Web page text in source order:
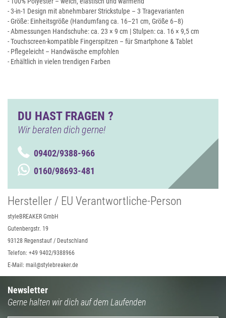
- 3-in-1 Design mit abnehmbarer Strickstulpe – 3 Tragevarianten
- Größe: Einheitsgröße (Handumfang ca. 16–21 cm, Größe 6–8)
- Abmessungen Handschuhe: ca. 23 × 9 cm | Stulpen: ca. 16 × 9,5 cm
- Touchscreen-kompatible Fingerspitzen – für Smartphone & Tablet
- Pflegeleicht – Handwäsche empfohlen
- Erhältlich in vielen trendigen Farben
DU HAST FRAGEN ?
Wir beraten dich gerne!
09402/9388-966
0160/98693-481
Hersteller / EU Verantwortliche-Person
styleBREAKER GmbH
Gutenbergstr. 19
93128 Regenstauf / Deutschland
Telefon: +49 9402/9388966
E-Mail: mail@stylebreaker.de
Newsletter
Gerne halten wir dich auf dem Laufenden